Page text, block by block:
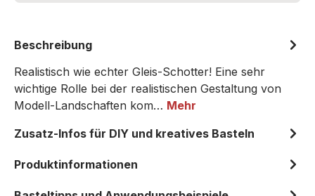
Beschreibung
Realistisch wie echter Gleis-Schotter! Eine sehr
wichtige Rolle bei der realistischen Gestaltung von
Modell-Landschaften kom… Mehr
Zusatz-Infos für DIY und kreatives Basteln
Produktinformationen